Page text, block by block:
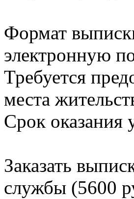
Формат
электронную
Требуется
места
Срок оказания
Заказать
службы (5600